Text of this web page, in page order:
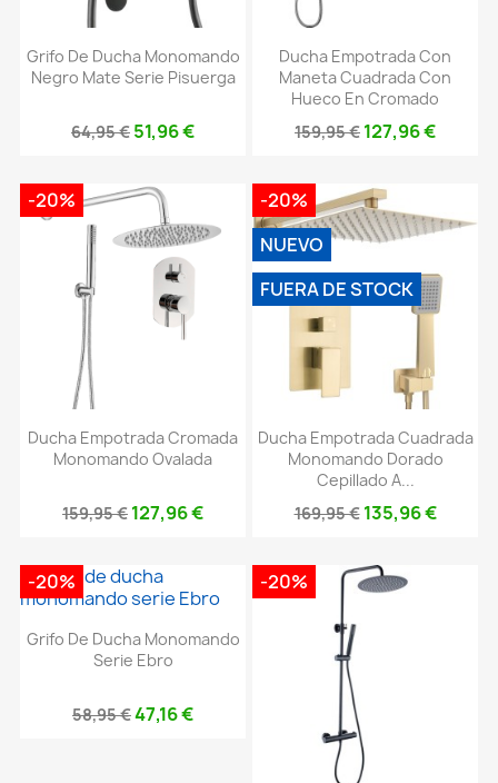
Grifo De Ducha Monomando
Negro Mate Serie Pisuerga
64,95 € 51,96 €
Ducha Empotrada Con
Maneta Cuadrada Con
Hueco En Cromado
159,95 € 127,96 €
Ducha Empotrada Cromada
Monomando Ovalada
159,95 € 127,96 €
-20%
Ducha Empotrada Cuadrada
Monomando Dorado
Cepillado A...
169,95 € 135,96 €
-20%
NUEVO
FUERA DE STOCK
Grifo De Ducha Monomando
Serie Ebro
58,95 €47,16 €
-20% -20%